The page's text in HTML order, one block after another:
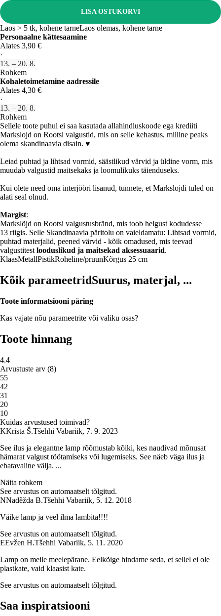
LISA OSTUKORVI
Laos > 5 tk, kohene tarneLaos olemas, kohene tarne
Personaalne kättesaamine
Alates 3,90 €
·
13. – 20. 8.
Rohkem
Kohaletoimetamine aadressile
Alates 4,30 €
·
13. – 20. 8.
Rohkem
Sellele toote puhul ei saa kasutada allahindluskoode ega krediiti
Markslojd on Rootsi valgustid, mis on selle kehastus, milline peaks
olema skandinaavia disain. ♥
Leiad puhtad ja lihtsad vormid, säästlikud värvid ja üldine vorm, mis
muudab valgustid maitsekaks ja loomulikuks täienduseks.
Kui olete need oma interjööri lisanud, tunnete, et Markslojdi tuled on
alati seal olnud.
Margist:
Markslöjd on Rootsi valgustusbränd, mis toob helgust kodudesse
13 riigis. Selle Skandinaavia päritolu on vaieldamatu: Lihtsad vormid,
puhtad materjalid, peened värvid - kõik omadused, mis teevad
valgustitest looduslikud ja maitsekad aksessuaarid.
KlaasMetallPistikRoheline/pruunKõrgus 25 cm
Kõik parameetridSuurus, materjal, ...
Toote informatsiooni päring
Kas vajate nõu parameetrite või valiku osas?
Toote hinnang
4.4
Arvustuste arv (8)
55
42
31
20
10
Kuidas arvustused toimivad?
KKrista Š.Tšehhi Vabariik, 7. 9. 2023
See ilus ja elegantne lamp rõõmustab kõiki, kes naudivad mõnusat
hämarat valgust töötamiseks või lugemiseks. See näeb väga ilus ja
ebatavaline välja. ...
Näita rohkem
See arvustus on automaatselt tõlgitud.
NNaděžda B.Tšehhi Vabariik, 5. 12. 2018
Väike lamp ja veel ilma lambita!!!!
See arvustus on automaatselt tõlgitud.
EEvžen H.Tšehhi Vabariik, 5. 11. 2020
Lamp on meile meelepärane. Eelkõige hindame seda, et sellel ei ole
plastkate, vaid klaasist kate.
See arvustus on automaatselt tõlgitud.
Saa inspiratsiooni